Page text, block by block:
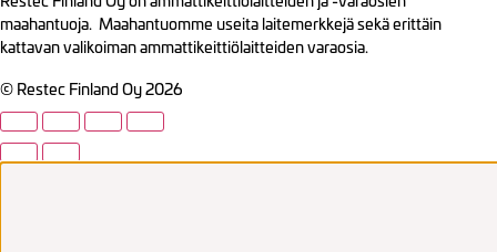
maahantuoja. Maahantuomme useita laitemerkkejä sekä erittäin
kattavan valikoiman ammattikeittiölaitteiden varaosia.
© Restec Finland Oy 2026